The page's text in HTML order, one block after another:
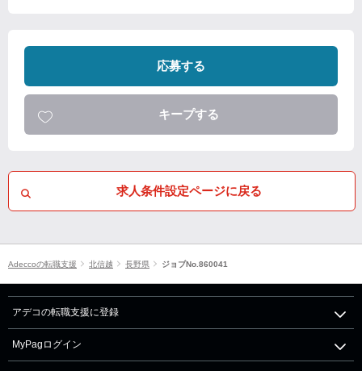
応募する
キープする
求人条件設定ページに戻る
Adeccoの転職支援 北信越 長野県 ジョブNo.860041
アデコの転職支援に登録
MyPagログイン